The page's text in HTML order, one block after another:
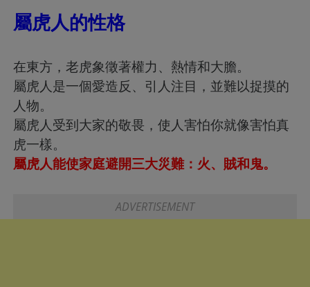
屬虎人的性格
在東方，老虎象徵著權力、熱情和大膽。
屬虎人是一個愛造反、引人注目，並難以捉摸的
人物。
屬虎人受到大家的敬畏，使人害怕你就像害怕真
虎一樣。
屬虎人能使家庭避開三大災難：火、賊和鬼。